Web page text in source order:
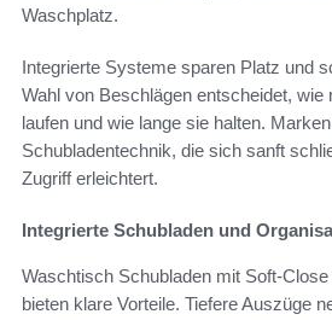
Waschplatz.
Integrierte Systeme sparen Platz und
Wahl von Beschlägen entscheidet, wie
laufen und wie lange sie halten.
Schubladentechnik, die sich sanft
Zugriff erleichtert.
Integrierte Schubladen und
Waschtisch Schubladen mit Soft-
bieten klare Vorteile. Tiefere Auszüge